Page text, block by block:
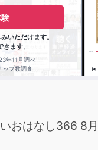
いただけます。
ます。
年11月調べ
ップ数調査
おはなし366 8月